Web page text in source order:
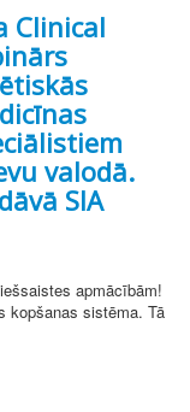
Clinical
valodā.
SIA
apmācībām!
kopšanas sistēma. Tā